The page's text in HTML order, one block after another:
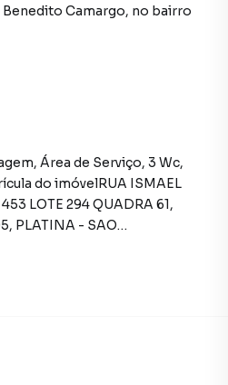
Benedito Camargo, no bairro
Área de Serviço, 3 Wc,
do imóvelRUA ISMAEL
LOTE 294 QUADRA 61,
PLATINA - SAO
de FGTS. Consulte condições
em relação ao valor de